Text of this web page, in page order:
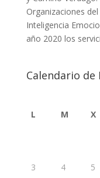
Organizaciones
Inteligencia
año 2020 los
Calendario de
L M X
3 4 5